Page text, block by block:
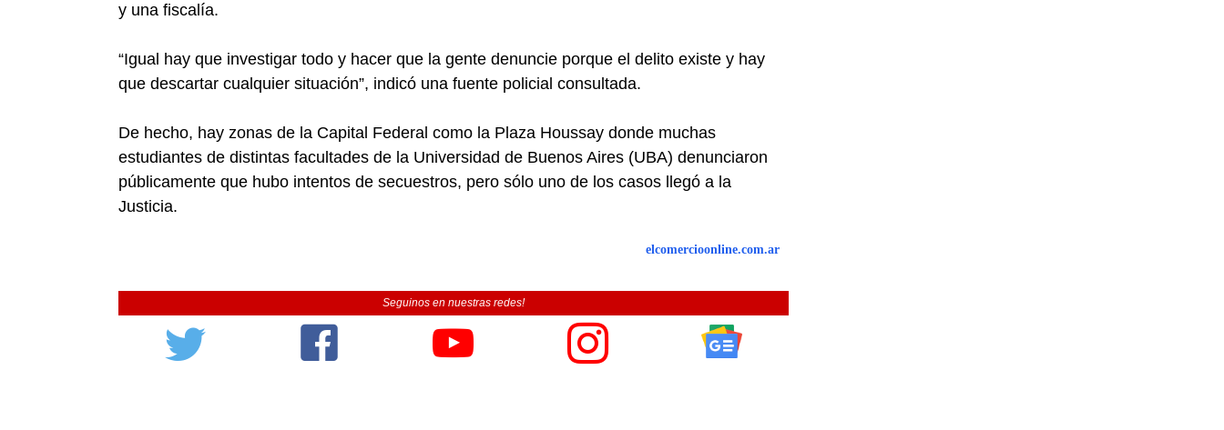
y una fiscalía.
“Igual hay que investigar todo y hacer que la gente denuncie porque el delito existe y hay
que descartar cualquier situación”, indicó una fuente policial consultada.
De hecho, hay zonas de la Capital Federal como la Plaza Houssay donde muchas
estudiantes de distintas facultades de la Universidad de Buenos Aires (UBA) denunciaron
públicamente que hubo intentos de secuestros, pero sólo uno de los casos llegó a la
Justicia.
elcomercioonline.com.ar
Seguinos en nuestras redes!